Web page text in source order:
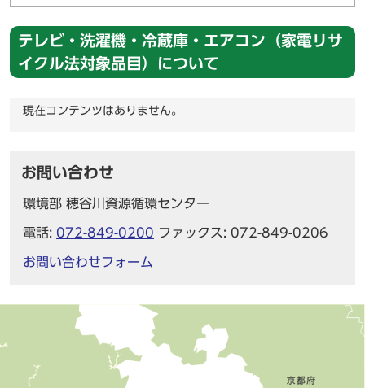
テレビ・洗濯機・冷蔵庫・エアコン（家電リサ
イクル法対象品目）について
現在コンテンツはありません。
お問い合わせ
環境部 穂谷川資源循環センター
電話: 072-849-0200 ファックス: 072-849-0206
お問い合わせフォーム